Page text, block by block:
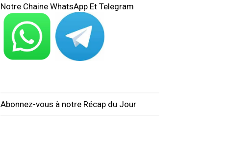
Notre Chaine WhatsApp Et Telegram
Abonnez-vous à notre Récap du Jour